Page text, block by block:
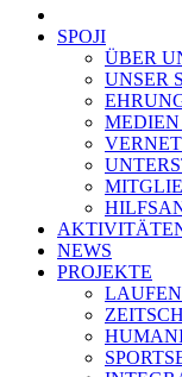
SPOJI
ÜBER
UNSER
MEDIEN
NEWS
PROJEKTE